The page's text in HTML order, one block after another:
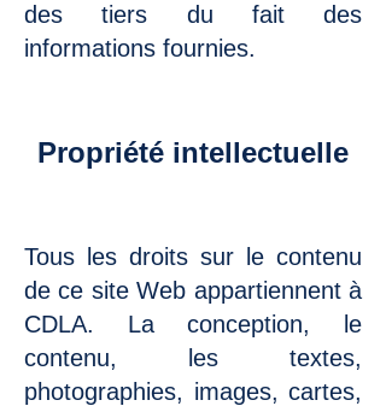
des tiers du fait des
informations fournies.
Propriété intellectuelle
Tous les droits sur le contenu
de ce site Web appartiennent à
CDLA. La conception, le
contenu, les textes,
photographies, images, cartes,